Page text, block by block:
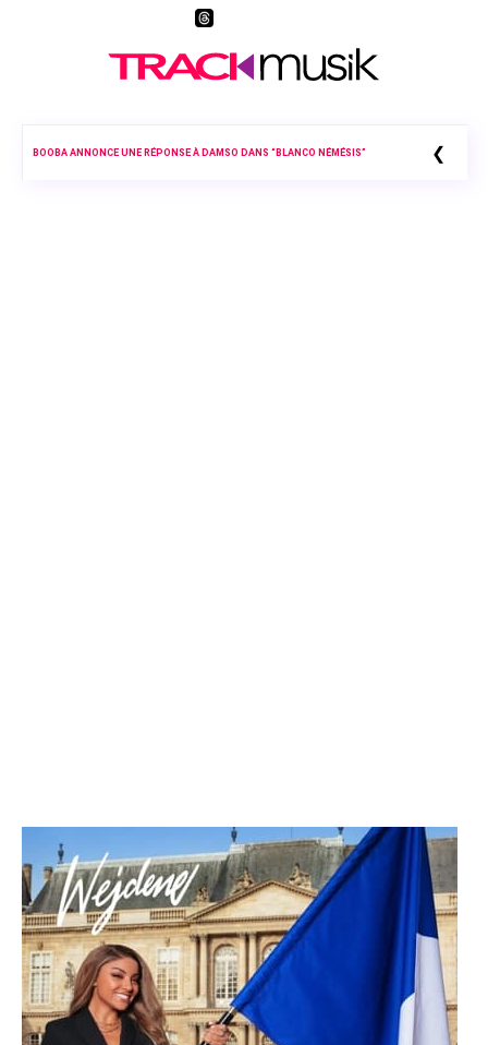
BOOBA ANNONCE UNE RÉPONSE À DAMSO DANS “BLANCO NÉMÉSIS” ❮